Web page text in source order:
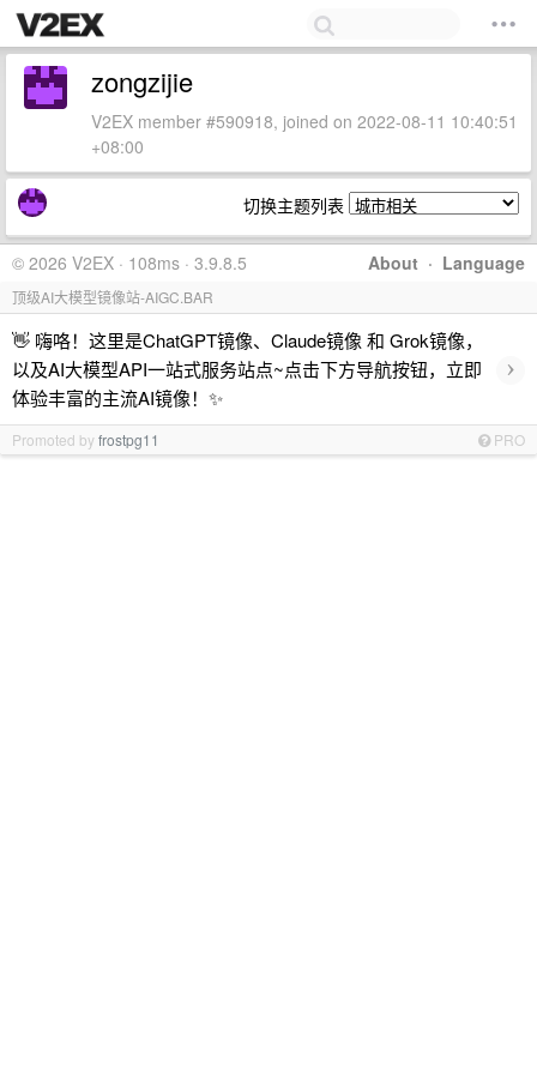
zongzijie
V2EX member #590918, joined on 2022-08-11 10:40:51
+08:00
切换主题列表
About · Language
© 2026 V2EX · 108ms · 3.9.8.5
顶级AI大模型镜像站-AIGC.BAR
👋 嗨咯！这里是ChatGPT镜像、Claude镜像 和 Grok镜像，
以及AI大模型API一站式服务站点~点击下方导航按钮，立即
体验丰富的主流AI镜像！✨
›
Promoted byfrostpg11 PRO